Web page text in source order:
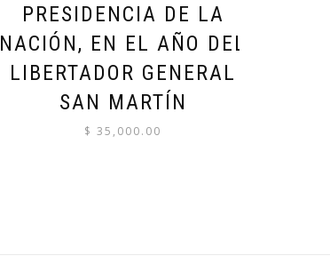
PRESIDENCIA DE LA
NACIÓN, EN EL AÑO DEL
LIBERTADOR GENERAL
SAN MARTÍN
$ 35,000.00